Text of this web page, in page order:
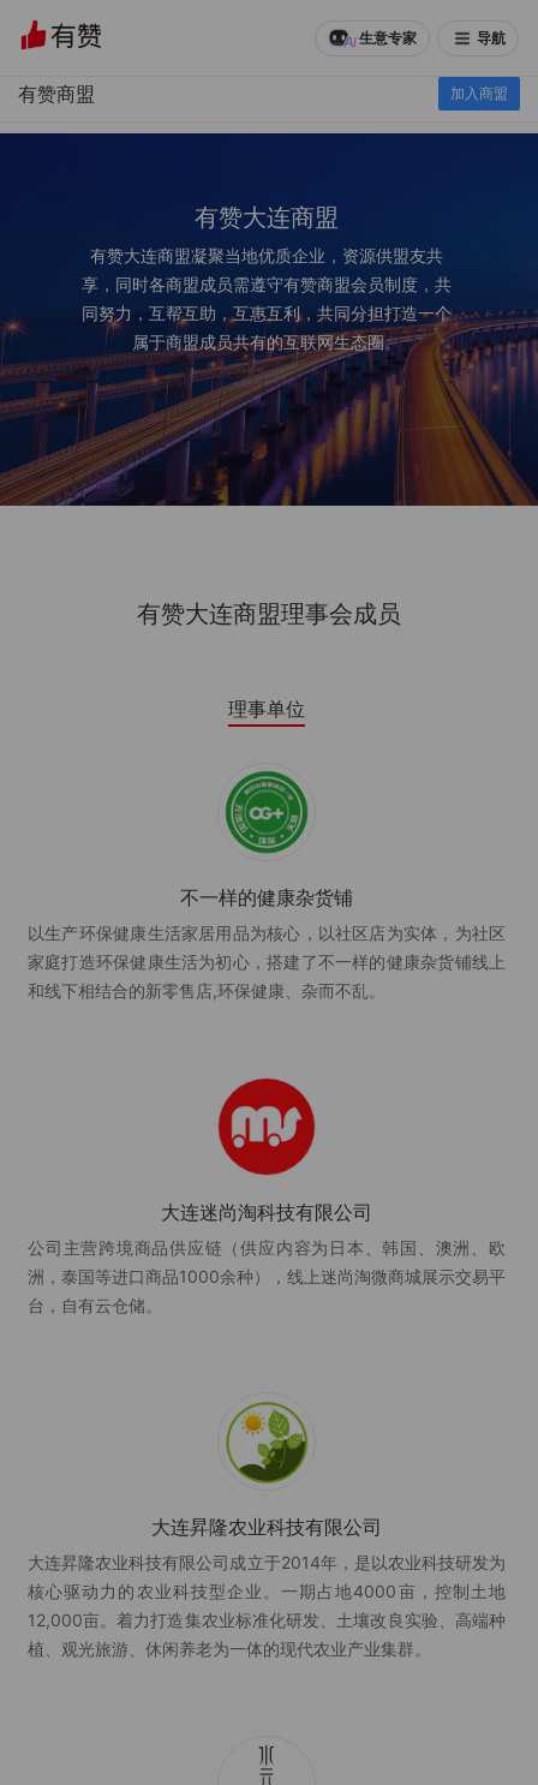
生意专家 导航
有赞商盟 加入商盟
有赞大连商盟
有赞大连商盟凝聚当地优质企业，资源供盟友共
享，同时各商盟成员需遵守有赞商盟会员制度，共
同努力，互帮互助，互惠互利，共同分担打造一个
属于商盟成员共有的互联网生态圈。
有赞大连商盟理事会成员
理事单位
不一样的健康杂货铺
以生产环保健康生活家居用品为核心，以社区店为实体，为社区
家庭打造环保健康生活为初心，搭建了不一样的健康杂货铺线上
和线下相结合的新零售店,环保健康、杂而不乱。
大连迷尚淘科技有限公司
公司主营跨境商品供应链（供应内容为日本、韩国、澳洲、欧
洲，泰国等进口商品1000余种），线上迷尚淘微商城展示交易平
台，自有云仓储。
大连昇隆农业科技有限公司
大连昇隆农业科技有限公司成立于2014年，是以农业科技研发为
核心驱动力的农业科技型企业。一期占地4000亩，控制土地
12,000亩。着力打造集农业标准化研发、土壤改良实验、高端种
植、观光旅游、休闲养老为一体的现代农业产业集群。